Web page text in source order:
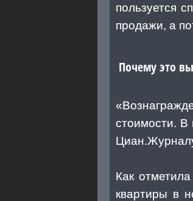
пользуется
продажи, а
Почему это
стоимости. В
Как
квартиры в